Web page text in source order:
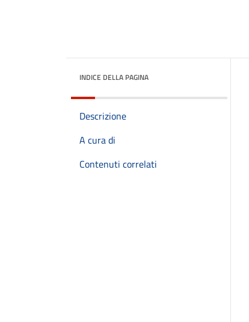
INDICE DELLA PAGINA
Descrizione
A cura di
Contenuti correlati